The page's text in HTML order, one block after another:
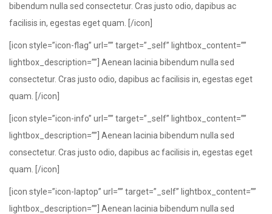
bibendum nulla sed consectetur. Cras justo odio, dapibus ac
facilisis in, egestas eget quam. [/icon]
[icon style=”icon-flag” url=”” target=”_self” lightbox_content=””
lightbox_description=””] Aenean lacinia bibendum nulla sed
consectetur. Cras justo odio, dapibus ac facilisis in, egestas eget
quam. [/icon]
[icon style=”icon-info” url=”” target=”_self” lightbox_content=””
lightbox_description=””] Aenean lacinia bibendum nulla sed
consectetur. Cras justo odio, dapibus ac facilisis in, egestas eget
quam. [/icon]
[icon style=”icon-laptop” url=”” target=”_self” lightbox_content=””
lightbox_description=””] Aenean lacinia bibendum nulla sed